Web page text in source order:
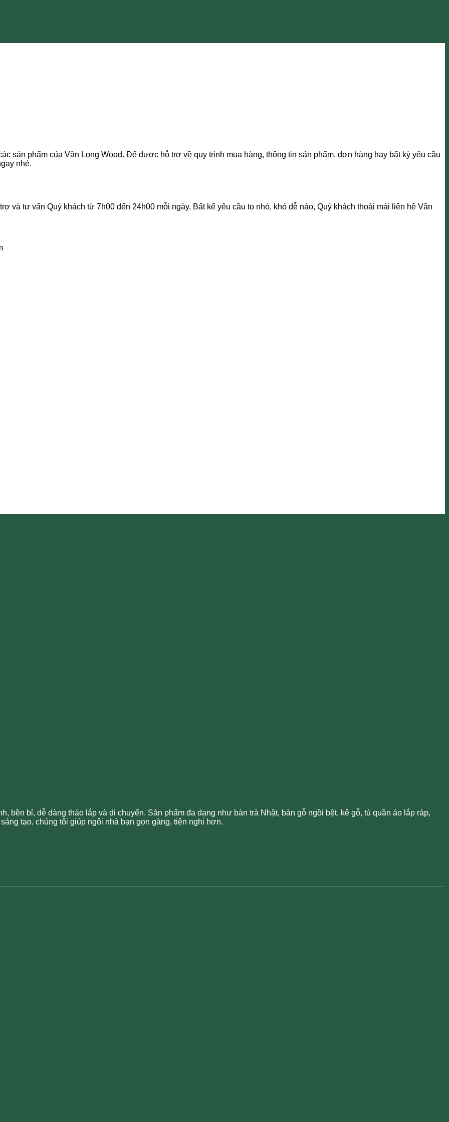
sản phẩm của Vân Long Wood. Để được hỗ trợ về quy trình mua hàng, thông tin sản phẩm, đơn hàng hay bất kỳ yêu cầu
nhé.
và tư vấn Quý khách từ 7h00 đến 24h00 mỗi ngày. Bất kể yêu cầu to nhỏ, khó dễ nào, Quý khách thoải mái liên hệ Vân
bền bỉ, dễ dàng tháo lắp và di chuyển. Sản phẩm đa dạng như bàn trà Nhật, bàn gỗ ngồi bệt, kệ gỗ, tủ quần áo lắp ráp,
tạo, chúng tôi giúp ngôi nhà bạn gọn gàng, tiện nghi hơn.